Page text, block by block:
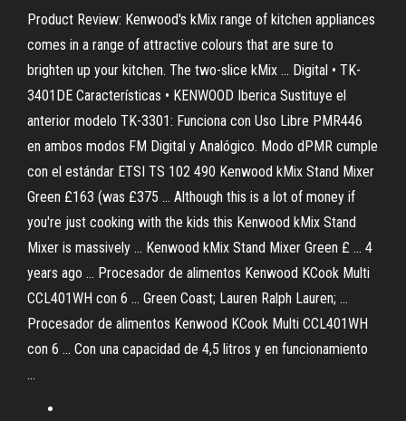
Product Review: Kenwood's kMix range of kitchen appliances
comes in a range of attractive colours that are sure to
brighten up your kitchen. The two-slice kMix ... Digital • TK-
3401DE Características • KENWOOD Iberica Sustituye el
anterior modelo TK-3301: Funciona con Uso Libre PMR446
en ambos modos FM Digital y Analógico. Modo dPMR cumple
con el estándar ETSI TS 102 490 Kenwood kMix Stand Mixer
Green £163 (was £375 ... Although this is a lot of money if
you're just cooking with the kids this Kenwood kMix Stand
Mixer is massively ... Kenwood kMix Stand Mixer Green £ ... 4
years ago ... Procesador de alimentos Kenwood KCook Multi
CCL401WH con 6 ... Green Coast; Lauren Ralph Lauren; ...
Procesador de alimentos Kenwood KCook Multi CCL401WH
con 6 ... Con una capacidad de 4,5 litros y en funcionamiento
...